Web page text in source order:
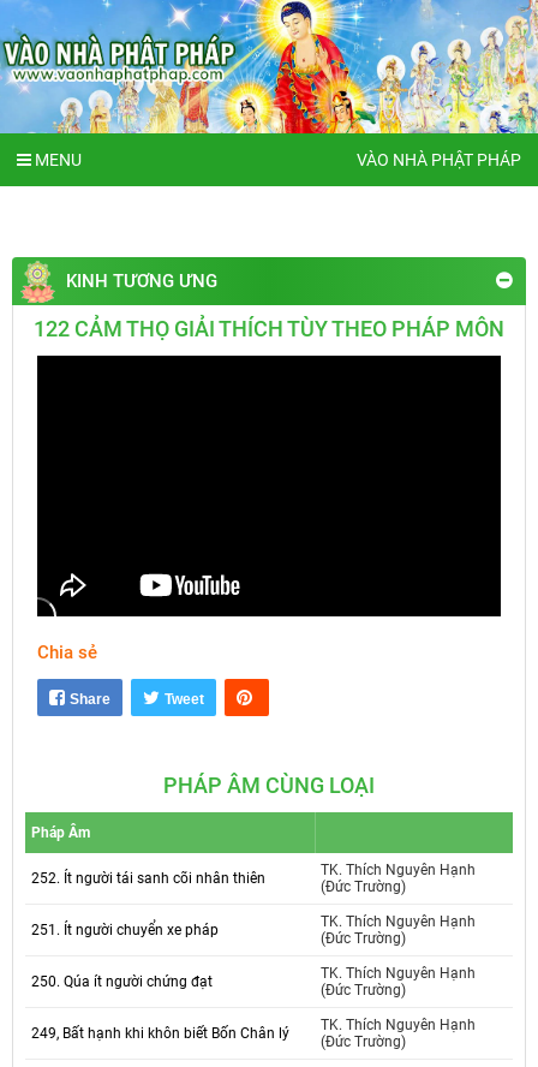
MENU VÀO NHÀ PHẬT PHÁP
KINH TƯƠNG ƯNG
122 CẢM THỌ GIẢI THÍCH TÙY THEO PHÁP MÔN
Chia sẻ
Share Tweet
PHÁP ÂM CÙNG LOẠI
Pháp Âm
252. Ít người tái sanh cõi nhân thiên
TK. Thích Nguyên Hạnh
(Đức Trường)
251. Ít người chuyển xe pháp
TK. Thích Nguyên Hạnh
(Đức Trường)
250. Qúa ít người chứng đạt
TK. Thích Nguyên Hạnh
(Đức Trường)
249, Bất hạnh khi khôn biết Bốn Chân lý
TK. Thích Nguyên Hạnh
(Đức Trường)